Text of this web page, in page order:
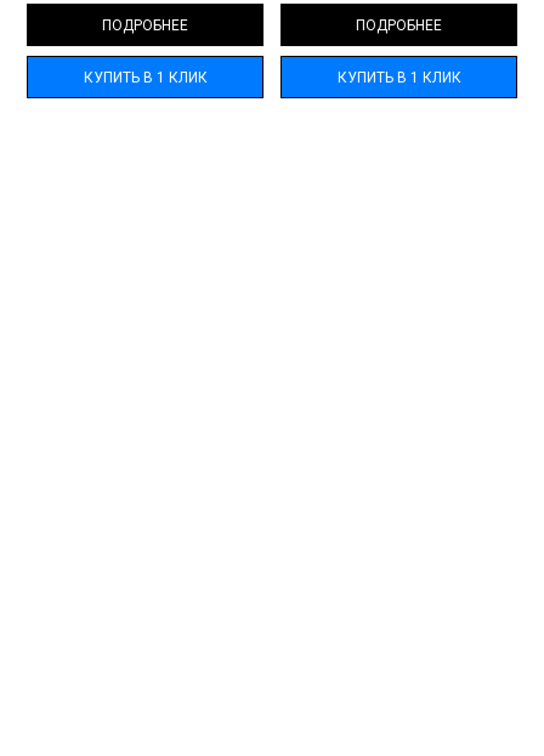
ПОДРОБНЕЕ
КУПИТЬ В 1 КЛИК
ПОДРОБНЕЕ
КУПИТЬ В 1 КЛИК